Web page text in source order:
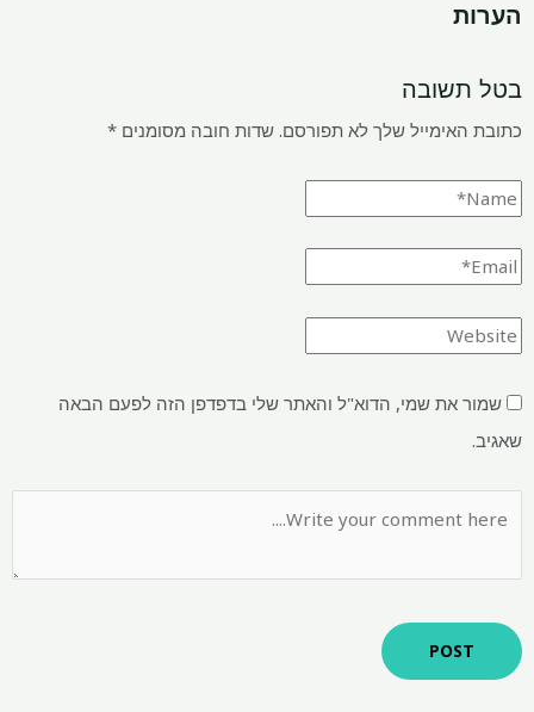
הערות
בטל תשובה
כתובת האימייל שלך לא תפורסם. שדות חובה מסומנים *
שמור את שמי, הדוא"ל והאתר שלי בדפדפן הזה לפעם הבאה
שאגיב.